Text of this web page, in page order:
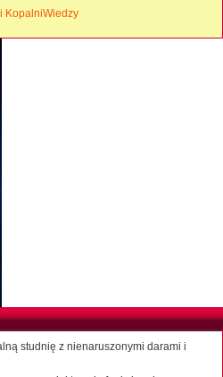
KopalniWiedzy
studnię z nienaruszonymi darami i